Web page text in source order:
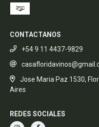
CONTACTANOS
+54 9 11 4437-9829
Jose Maria Paz 1530,
Aires
REDES SOCIALES